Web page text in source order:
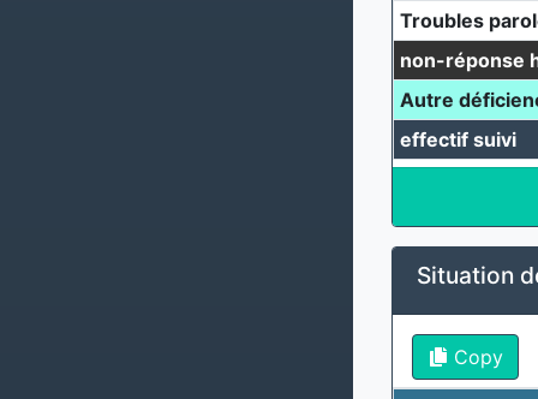
Troubles
non-réponse
Autre
effectif suivi
Situation
Copy